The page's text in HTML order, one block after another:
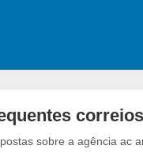
sobre a agência ac